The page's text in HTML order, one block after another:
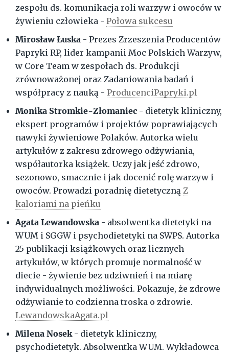
zespołu ds. komunikacja roli warzyw i owoców w
żywieniu człowieka - Połowa sukcesu
Mirosław Łuska - Prezes Zrzeszenia Producentów
Papryki RP, lider kampanii Moc Polskich Warzyw,
w Core Team w zespołach ds. Produkcji
zrównoważonej oraz Zadaniowania badań i
współpracy z nauką - ProducenciPapryki.pl
Monika Stromkie-Złomaniec - dietetyk kliniczny,
ekspert programów i projektów poprawiających
nawyki żywieniowe Polaków. Autorka wielu
artykułów z zakresu zdrowego odżywiania,
współautorka książek. Uczy jak jeść zdrowo,
sezonowo, smacznie i jak docenić rolę warzyw i
owoców. Prowadzi poradnię dietetyczną Z
kaloriami na pieńku
Agata Lewandowska - absolwentka dietetyki na
WUM i SGGW i psychodietetyki na SWPS. Autorka
25 publikacji książkowych oraz licznych
artykułów, w których promuje normalność w
diecie - żywienie bez udziwnień i na miarę
indywidualnych możliwości. Pokazuje, że zdrowe
odżywianie to codzienna troska o zdrowie.
LewandowskaAgata.pl
Milena Nosek - dietetyk kliniczny,
psychodietetyk. Absolwentka WUM. Wykładowca